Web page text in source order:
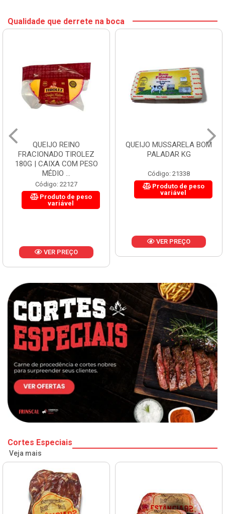
Qualidade que derrete na boca
QUEIJO REINO
FRACIONADO TIROLEZ
180G | CAIXA COM PESO
MÉDIO ...
Código: 22127
Produto de peso
variável
VER PREÇO
QUEIJO MUSSARELA BOM
PALADAR KG
Código: 21338
Produto de peso
variável
VER PREÇO
Cortes Especiais
Veja mais